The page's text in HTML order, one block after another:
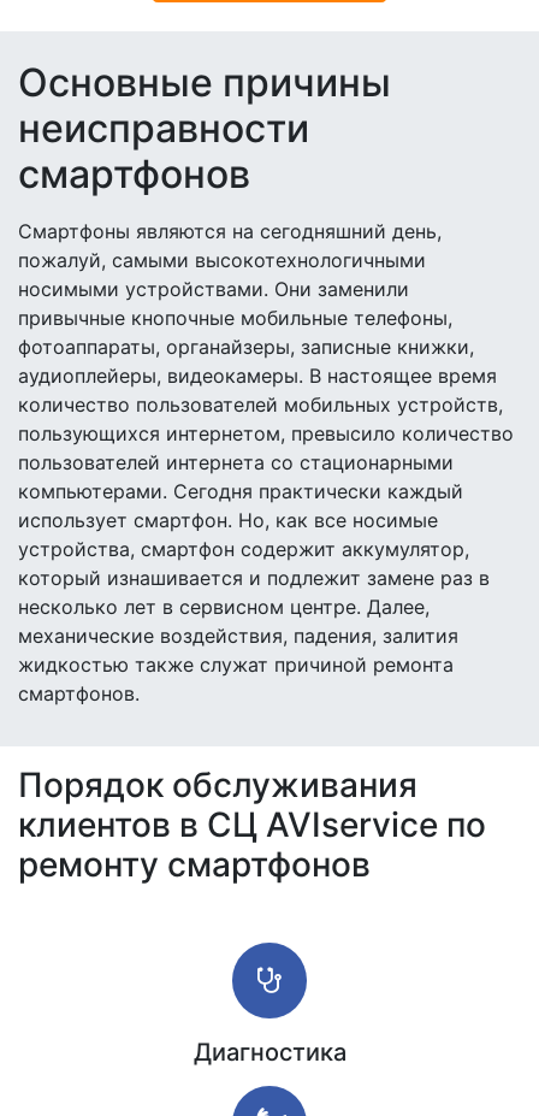
Основные причины
неисправности
смартфонов
Смартфоны являются на сегодняшний день,
пожалуй, самыми высокотехнологичными
носимыми устройствами. Они заменили
привычные кнопочные мобильные телефоны,
фотоаппараты, органайзеры, записные книжки,
аудиоплейеры, видеокамеры. В настоящее время
количество пользователей мобильных устройств,
пользующихся интернетом, превысило количество
пользователей интернета со стационарными
компьютерами. Сегодня практически каждый
использует смартфон. Но, как все носимые
устройства, смартфон содержит аккумулятор,
который изнашивается и подлежит замене раз в
несколько лет в сервисном центре. Далее,
механические воздействия, падения, залития
жидкостью также служат причиной ремонта
смартфонов.
Порядок обслуживания
клиентов в СЦ AVIservice по
ремонту смартфонов
Диагностика